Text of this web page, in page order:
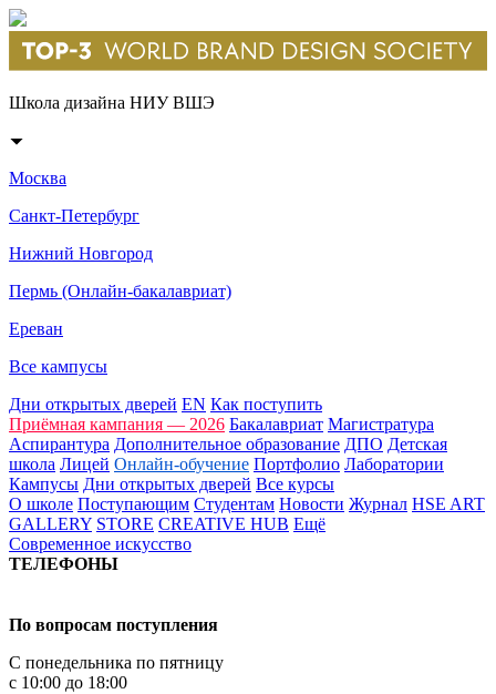
Школа дизайна НИУ ВШЭ
Москва
Санкт-Петербург
Нижний Новгород
Пермь (Онлайн-бакалавриат)
Ереван
Все кампусы
Дни открытых дверей EN Как поступить
Приёмная кампания — 2026 Бакалавриат Магистратура
Аспирантура Дополнительное образование ДПО Детская
школа Лицей Онлайн-обучение Портфолио Лаборатории
Кампусы Дни открытых дверей Все курсы
О школе Поступающим Студентам Новости Журнал HSE ART
GALLERY STORE CREATIVE HUB Ещё
Современное искусство
ТЕЛЕФОНЫ
По вопросам поступления
С понедельника по пятницу
с 10:00 до 18:00